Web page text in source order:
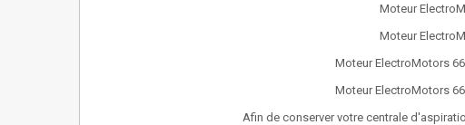
Moteur
Moteur
Moteur ElectroMotors
Moteur ElectroMotors
Afin de conserver votre centrale